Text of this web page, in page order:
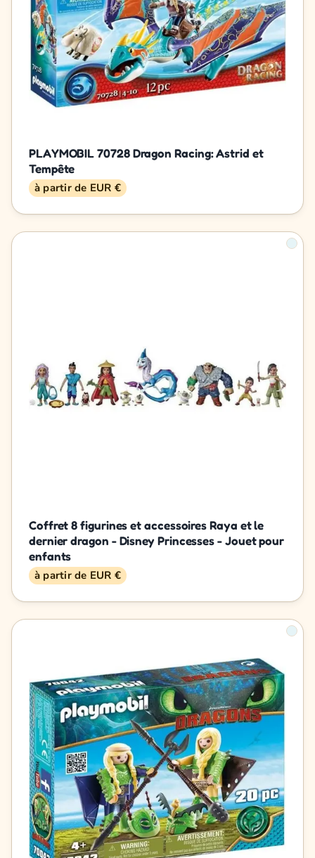
PLAYMOBIL 70728 Dragon Racing: Astrid et
Tempête
à partir de EUR €
Coffret 8 figurines et accessoires Raya et le
dernier dragon - Disney Princesses - Jouet pour
enfants
à partir de EUR €